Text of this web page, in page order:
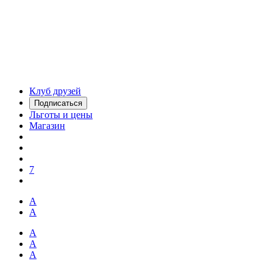
Клуб друзей
Подписаться
Льготы и цены
Магазин
7
А
А
А
А
А